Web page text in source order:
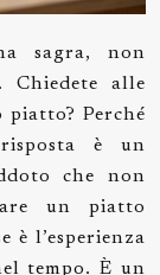
sagra, non
Chiedete alle
piatto? Perché
risposta è un
che non
un piatto
è l’esperienza
tempo. È un